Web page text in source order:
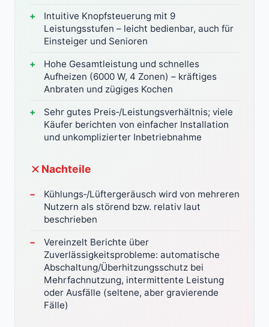
Intuitive Knopfsteuerung mit 9
Leistungsstufen – leicht bedienbar, auch für
Einsteiger und Senioren
Hohe Gesamtleistung und schnelles
Aufheizen (6000 W, 4 Zonen) – kräftiges
Anbraten und zügiges Kochen
Sehr gutes Preis‑/Leistungsverhältnis; viele
Käufer berichten von einfacher Installation
und unkomplizierter Inbetriebnahme
Nachteile
Kühlungs‑/Lüftergeräusch wird von mehreren
Nutzern als störend bzw. relativ laut
beschrieben
Vereinzelt Berichte über
Zuverlässigkeitsprobleme: automatische
Abschaltung/Überhitzungsschutz bei
Mehrfachnutzung, intermittente Leistung
oder Ausfälle (seltene, aber gravierende
Fälle)